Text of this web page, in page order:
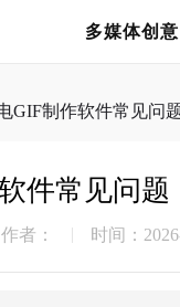
多媒体创意
GIF制作软件常见问
件常见问题
作者： 时间：